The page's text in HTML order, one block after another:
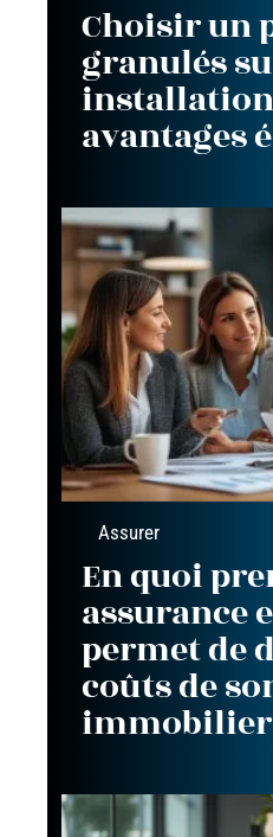
Choisir un
granulés
avantages
Assurer
En quoi
assurance
permet de
coûts de
immobilier